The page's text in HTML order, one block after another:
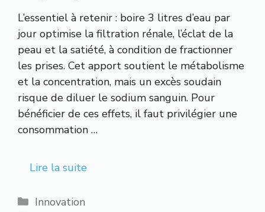
L’essentiel à retenir : boire 3 litres d’eau par
jour optimise la filtration rénale, l’éclat de la
peau et la satiété, à condition de fractionner
les prises. Cet apport soutient le métabolisme
et la concentration, mais un excès soudain
risque de diluer le sodium sanguin. Pour
bénéficier de ces effets, il faut privilégier une
consommation …
Lire la suite
Catégories
Innovation